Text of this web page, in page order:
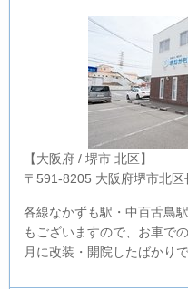
【大阪府 / 堺市 北区】
〒591-8205 大阪府堺市北
各線なかずも駅・中百舌鳥
もございますので、お車で
月に改装・開院したばかり